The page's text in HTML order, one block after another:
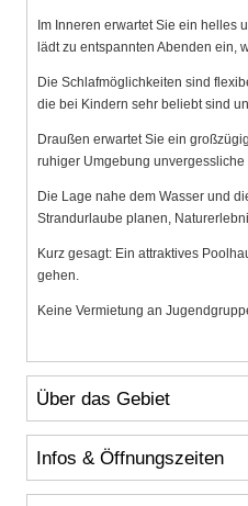
Im Inneren erwartet Sie ein helles
lädt zu entspannten Abenden ein,
Die Schlafmöglichkeiten sind
die bei Kindern sehr beliebt sind
Draußen erwartet Sie ein
ruhiger Umgebung
Die Lage nahe dem Wasser und
Strandurlaube planen,
Kurz gesagt: Ein attraktives
gehen.
Keine Vermietung an
Über das Gebiet
Infos & Öffnungszeiten